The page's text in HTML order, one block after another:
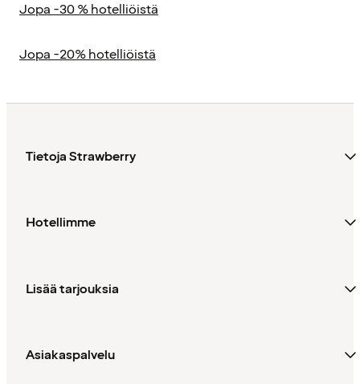
Jopa -30 % hotelliöistä
Jopa -20% hotelliöistä
Tietoja Strawberry
Hotellimme
Lisää tarjouksia
Asiakaspalvelu